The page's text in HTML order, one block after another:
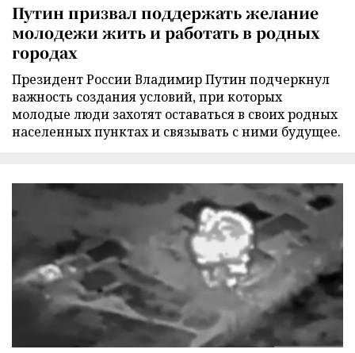
Путин призвал поддержать желание
молодежи жить и работать в родных
городах
Президент России Владимир Путин подчеркнул
важность создания условий, при которых
молодые люди захотят оставаться в своих родных
населенных пунктах и связывать с ними будущее.